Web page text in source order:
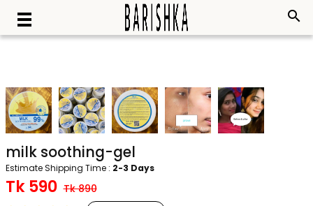
search
milk soothing-gel
Estimate Shipping Time : 2-3 Days
Tk 590 Tk 890